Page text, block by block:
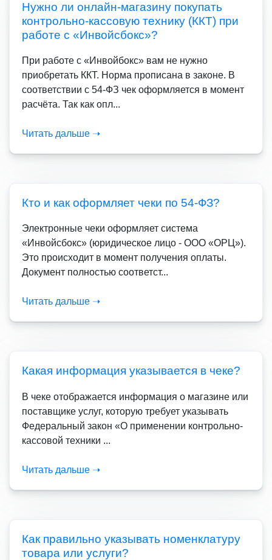
Нужно ли онлайн-магазину покупать
контрольно-кассовую технику (ККТ) при
работе с «Инвойсбокс»?
При работе с «Инвойбокс» вам не нужно
приобретать ККТ. Норма прописана в законе. В
соответствии с 54-ФЗ чек оформляется в момент
расчёта. Так как опл...
Читать дальше ➝
Кто и как оформляет чеки по 54-ФЗ?
Электронные чеки оформляет система
«Инвойсбокс» (юридическое лицо - ООО «ОРЦ»).
Это происходит в момент получения оплаты.
Документ полностью соответст...
Читать дальше ➝
Какая информация указывается в чеке?
В чеке отображается информация о магазине или
поставщике услуг, которую требует указывать
Федеральный закон «О применении контрольно-
кассовой техники ...
Читать дальше ➝
Как правильно указывать номенклатуру
товара или услуги?